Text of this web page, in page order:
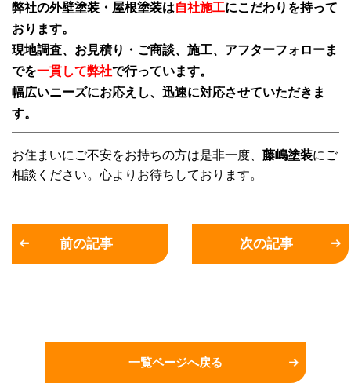
弊社の外壁塗装・屋根塗装は自社施工にこだわりを持って
おります。
現地調査、お見積り・ご商談、施工、アフターフォローま
でを一貫して弊社で行っています。
幅広いニーズにお応えし、迅速に対応させていただきま
す。
お住まいにご不安をお持ちの方は是非一度、 藤嶋塗装にご
相談ください。心よりお待ちしております。
前の記事 次の記事
一覧ページへ戻る